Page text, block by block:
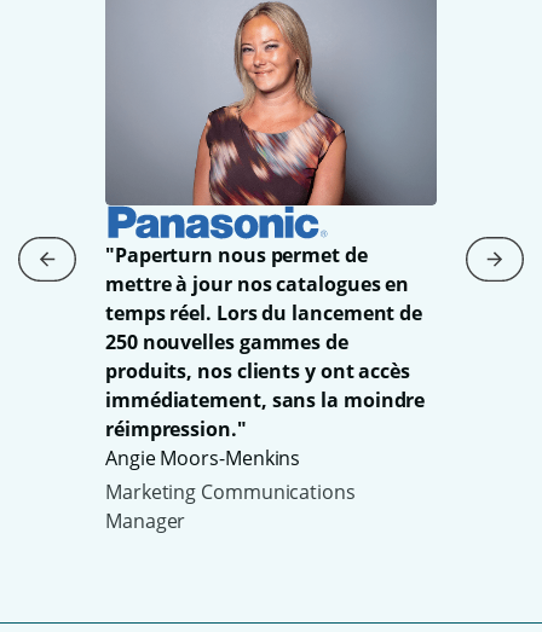
à
"Paperturn nous permet de
mettre à jour nos catalogues en
temps réel. Lors du lancement de
250 nouvelles gammes de
produits, nos clients y ont accès
immédiatement, sans la moindre
réimpression."
Angie Moors-Menkins
Marketing Communications
Manager